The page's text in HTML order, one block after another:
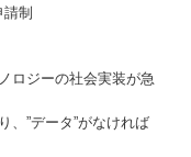
制
ロジーの社会実装が急
、”データ”がなければ